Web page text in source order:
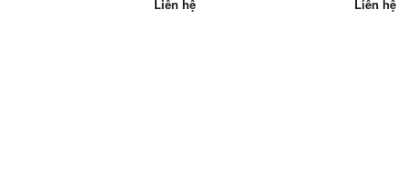
Liên hệ Liên hệ